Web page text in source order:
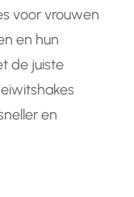
voor vrouwen
en hun
de juiste
en